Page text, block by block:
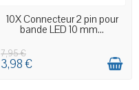
EN STOCK MAGASIN
10X Connecteur 2 pin pour
bande LED 10 mm...
7,95 €
3,98 €